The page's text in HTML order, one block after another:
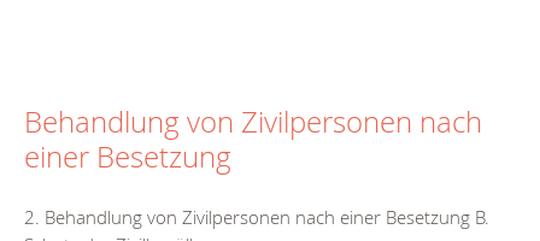
Behandlung von Zivilpersonen nach
einer Besetzung
2. Behandlung von Zivilpersonen nach einer Besetzung B.